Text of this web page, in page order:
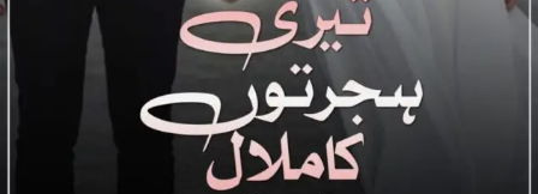
Rude Hero | Forced marriage | Romantic Novel |
Complete Novel
Novel Code: Novel20471
وہ سب کے سامنے اپنی ہی منکوح کی تذلیل کر رہا تھا یہ کہ کر کے وہ اسے